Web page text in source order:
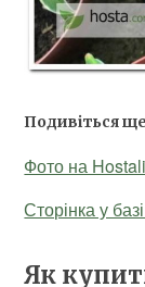
Подивіться
Фото на
Сторінка у
Як